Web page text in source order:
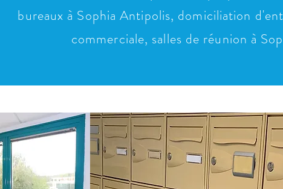
bureaux à Sophia Antipolis, domiciliation
commerciale, salles de réunion à